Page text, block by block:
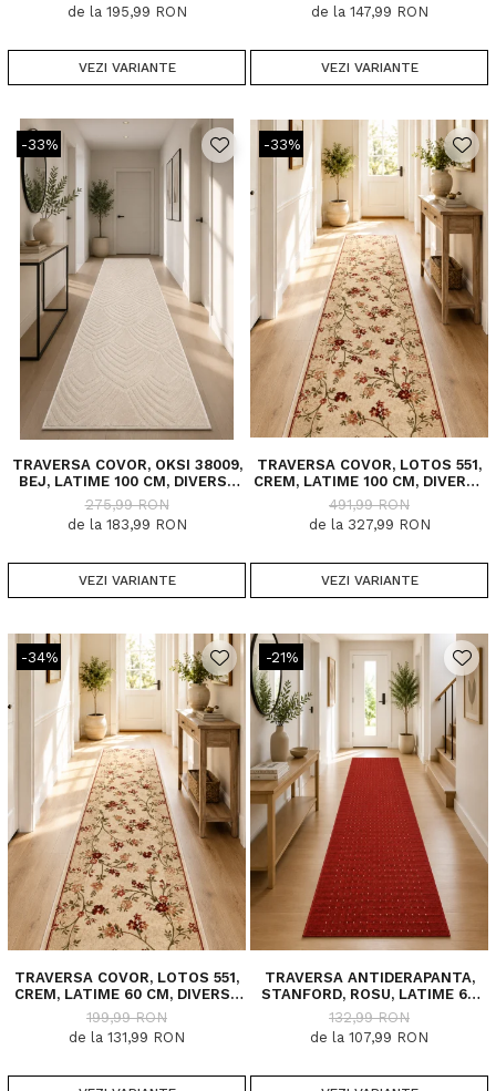
de la 195,99 RON
VEZI VARIANTE
de la 147,99 RON
VEZI VARIANTE
-33%
TRAVERSA COVOR, OKSI 38009,
BEJ, LATIME 100 CM, DIVERSE
LUNGIMI
275,99 RON
de la 183,99 RON
VEZI VARIANTE
-33%
TRAVERSA COVOR, LOTOS 551,
CREM, LATIME 100 CM, DIVERSE
LUNGIMI
491,99 RON
de la 327,99 RON
VEZI VARIANTE
-34%
TRAVERSA COVOR, LOTOS 551,
CREM, LATIME 60 CM, DIVERSE
LUNGIMI
199,99 RON
de la 131,99 RON
-21%
TRAVERSA ANTIDERAPANTA,
STANFORD, ROSU, LATIME 67
CM, DIVERSE LUNGIMI
132,99 RON
de la 107,99 RON